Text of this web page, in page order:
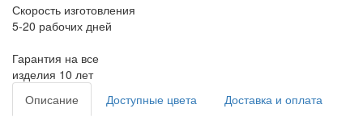
Скорость изготовления
5-20 рабочих дней
Гарантия на все
изделия 10 лет
Описание
Доступные цвета Доставка и оплата